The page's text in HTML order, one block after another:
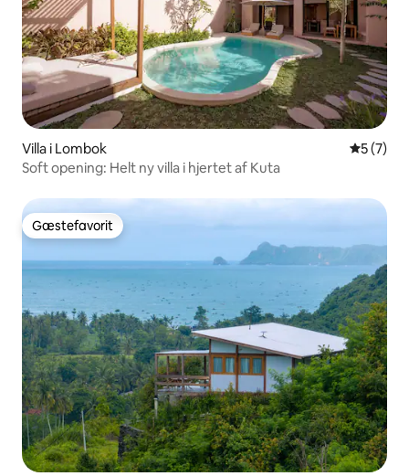
Villa i Lombok 5 ud af 5
5 (7)
Soft opening: Helt ny villa i hjertet af Kuta
Gæstefavorit
Gæstefavorit